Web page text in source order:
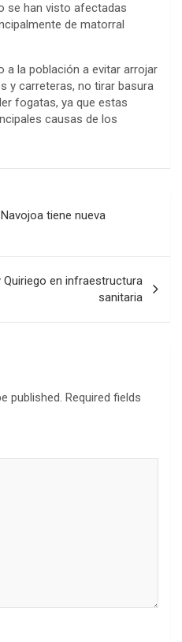
se han visto afectadas
de matorral
a la población a evitar arrojar
y carreteras, no tirar basura
fogatas, ya que estas
causas de los
tiene nueva
Quiriego en infraestructura
sanitaria
published. Required fields